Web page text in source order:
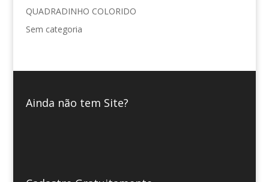
QUADRADINHO COLORIDO
Sem categoria
Ainda não tem Site?